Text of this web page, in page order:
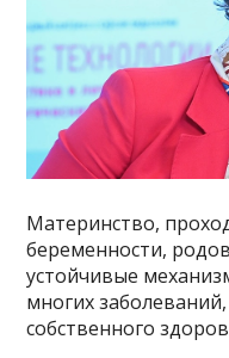
Материнство,
беременности,
устойчивые
многих
собственного